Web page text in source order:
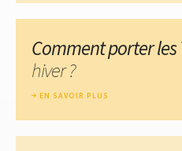
Comment porter
hiver ?
EN SAVOIR PLUS